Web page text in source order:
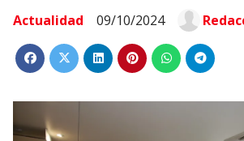
Actualidad
09/10/2024